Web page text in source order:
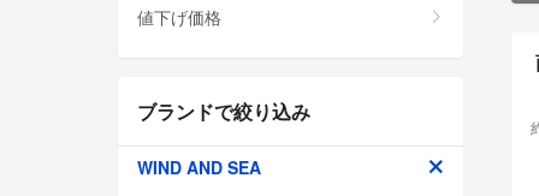
値下げ価格
ブランドで絞り込み
WIND AND SEA